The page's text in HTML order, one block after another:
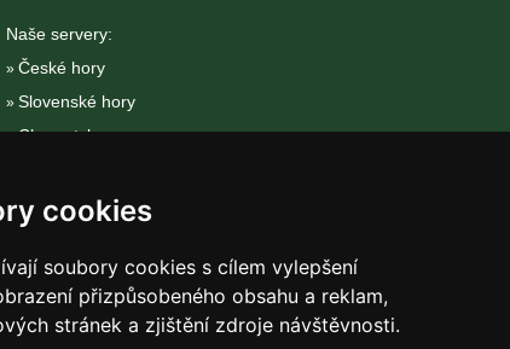
cookies
soubory cookies s cílem vylepšení
přizpůsobeného obsahu a reklam,
stránek a zjištění zdroje návštěvnosti.
Naše servery:
České hory
Slovenské hory
Chorvatsko
Itálie